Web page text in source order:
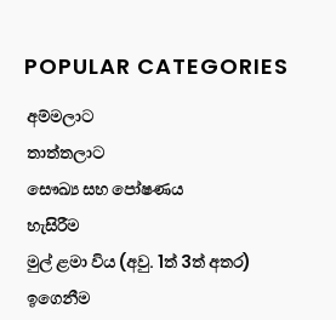
POPULAR CATEGORIES
අම්මලාට
තාත්තලාට
සෞඛ්‍ය සහ පෝෂණය
හැසිරීම
මුල් ළමා විය (අවු. 1ත් 3ත් අතර)
ඉගෙනීම